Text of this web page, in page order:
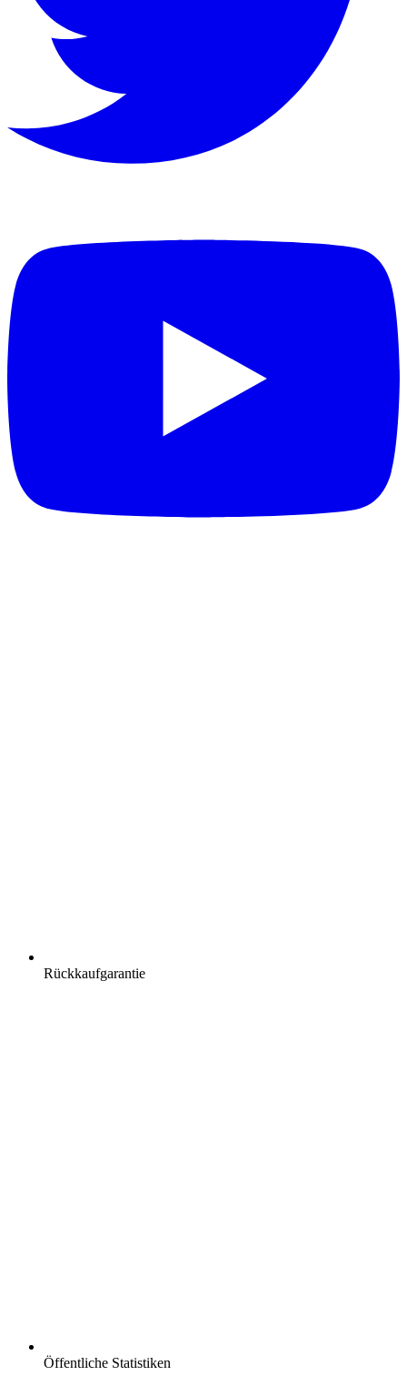
Rückkaufgarantie
Öffentliche Statistiken